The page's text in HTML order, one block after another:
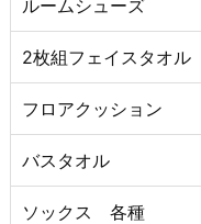
ルームシューズ
2枚組フェイスタオ
フロアクッション
バスタオル
ソックス 各種